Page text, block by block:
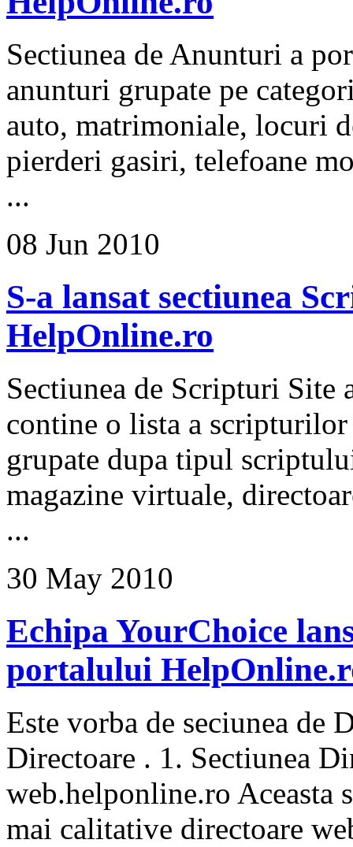
Sectiunea de Anunturi a
anunturi grupate pe
auto, matrimoniale, locuri
pierderi gasiri, telefoane
...
08 Jun 2010
S-a lansat sectiunea
HelpOnline.ro
Sectiunea de Scripturi
contine o lista a
grupate dupa tipul
magazine virtuale,
...
30 May 2010
Echipa YourChoice
portalului
Este vorba de seciunea de
Directoare . 1. Sectiunea
web.helponline.ro Aceasta
mai calitative directoare